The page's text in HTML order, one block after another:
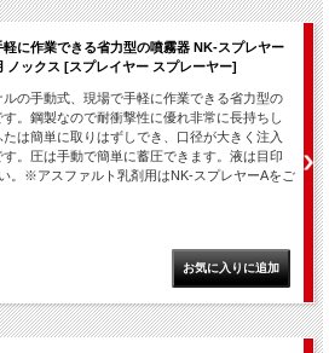
軽に作業できる省力型の噴霧器 NK-スプレヤー
ノックス [スプレイヤー スプレーヤー]
ルの手動式、現場で手軽に作業できる省力型の
す。鋼製なので耐衝撃性に優れ非常に長持ちし
たは簡単に取りはずしでき、口径が大きく注入
す。圧は手動で簡単に蓄圧できます。液は目印
。※アスファルト乳剤用はNK-スプレヤーAをご